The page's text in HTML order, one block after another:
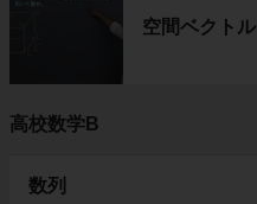
空間ベクトル
高校数学B
数列